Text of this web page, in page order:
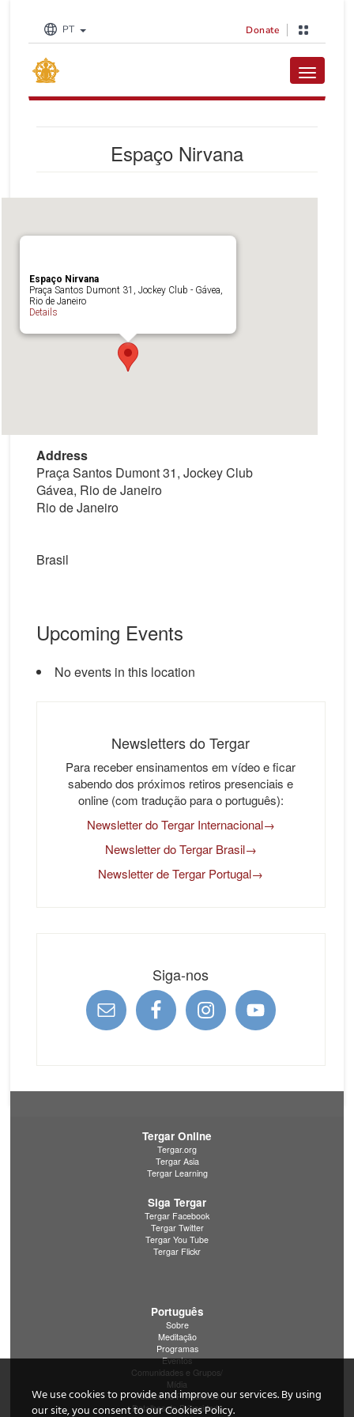
PT Donate
Toggle
Espaço Nirvana
Espaço Nirvana
Praça Santos Dumont 31, Jockey Club - Gávea,
Rio de Janeiro
Details
Address
Praça Santos Dumont 31, Jockey Club
Gávea, Rio de Janeiro
Rio de Janeiro
Brasil
Upcoming Events
No events in this location
Newsletters do Tergar
Para receber ensinamentos em vídeo e ficar
sabendo dos próximos retiros presenciais e
online (com tradução para o português):
Newsletter do Tergar Internacional→
Newsletter do Tergar Brasil→
Newsletter de Tergar Portugal→
Siga-nos
Tergar Online
Tergar.org
Tergar Asia
Tergar Learning
Siga Tergar
Tergar Facebook
Tergar Twitter
Tergar You Tube
Tergar Flickr
Português
Sobre
Meditação
Programas
Eventos
Comunidades e Grupos/
Mídia
Política de Privacidade
Detalhes de Privacidade
We use cookies to provide and improve our services. By using
our site, you consent to our Cookies Policy.